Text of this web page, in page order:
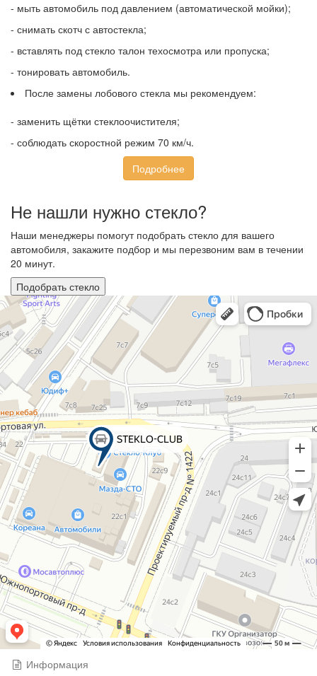
- мыть автомобиль под давлением (автоматической мойки);
- снимать скотч с автостекла;
- вставлять под стекло талон техосмотра или пропуска;
- тонировать автомобиль.
После замены лобового стекла мы рекомендуем:
- заменить щётки стеклоочистителя;
- соблюдать скоростной режим 70 км/ч.
Подробнее
Не нашли нужно стекло?
Наши менеджеры помогут подобрать стекло для вашего
автомобиля, закажите подбор и мы перезвоним вам в течении
20 минут.
Подобрать стекло
Информация